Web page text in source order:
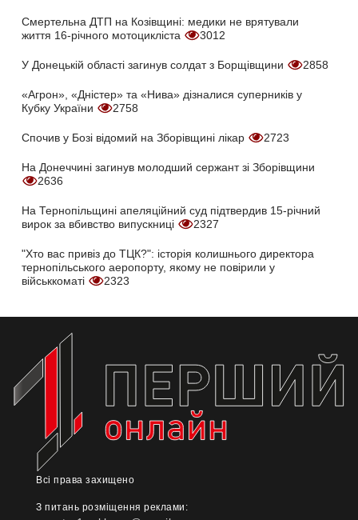
Смертельна ДТП на Козівщині: медики не врятували
життя 16-річного мотоцикліста
3012
У Донецькій області загинув солдат з Борщівщини 2858
«Агрон», «Дністер» та «Нива» дізналися суперників у
Кубку України
2758
Спочив у Бозі відомий на Зборівщині лікар 2723
На Донеччині загинув молодший сержант зі Зборівщини
2636
На Тернопільщині апеляційний суд підтвердив 15-річний
вирок за вбивство випускниці
2327
"Хто вас привіз до ТЦК?": історія колишнього директора
тернопільського аеропорту, якому не повірили у
військкоматі
2323
Всі права захищено
З питань розміщення реклами: